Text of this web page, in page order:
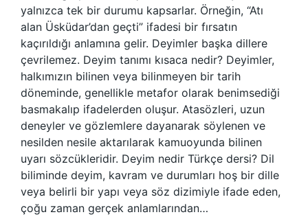
yalnızca tek bir durumu kapsarlar. Örneğin, “Atı
alan Üsküdar’dan geçti” ifadesi bir fırsatın
kaçırıldığı anlamına gelir. Deyimler başka dillere
çevrilemez. Deyim tanımı kısaca nedir? Deyimler,
halkımızın bilinen veya bilinmeyen bir tarih
döneminde, genellikle metafor olarak benimsediği
basmakalıp ifadelerden oluşur. Atasözleri, uzun
deneyler ve gözlemlere dayanarak söylenen ve
nesilden nesile aktarılarak kamuoyunda bilinen
uyarı sözcükleridir. Deyim nedir Türkçe dersi? Dil
biliminde deyim, kavram ve durumları hoş bir dille
veya belirli bir yapı veya söz dizimiyle ifade eden,
çoğu zaman gerçek anlamlarından…